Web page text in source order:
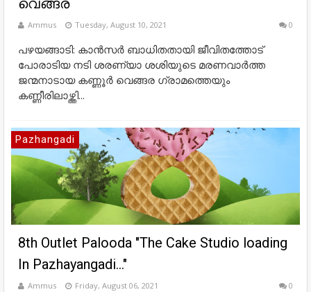
വെങ്ങര
Ammus Tuesday, August 10, 2021 0
പഴയങ്ങാടി: കാൻസർ ബാധിതതായി ജീവിതത്തോട്
പോരാടിയ നടി ശരണ്യാ ശശിയുടെ മരണവാർത്ത
ജന്മനാടായ കണ്ണൂർ വെങ്ങര ഗ്രാമത്തെയും
കണ്ണീരിലാഴ്ത്തി...
Pazhangadi
8th Outlet Palooda "The Cake Studio loading
In Pazhayangadi..."
Ammus Friday, August 06, 2021 0